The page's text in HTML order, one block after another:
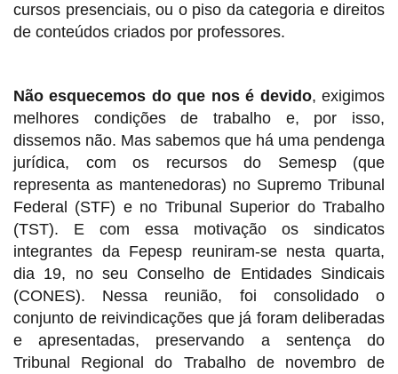
cursos presenciais, ou o piso da categoria e direitos
de conteúdos criados por professores.
Não esquecemos do que nos é devido, exigimos
melhores condições de trabalho e, por isso,
dissemos não. Mas sabemos que há uma pendenga
jurídica, com os recursos do Semesp (que
representa as mantenedoras) no Supremo Tribunal
Federal (STF) e no Tribunal Superior do Trabalho
(TST). E com essa motivação os sindicatos
integrantes da Fepesp reuniram-se nesta quarta,
dia 19, no seu Conselho de Entidades Sindicais
(CONES). Nessa reunião, foi consolidado o
conjunto de reivindicações que já foram deliberadas
e apresentadas, preservando a sentença do
Tribunal Regional do Trabalho de novembro de